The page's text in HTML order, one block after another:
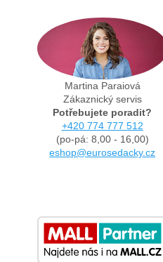
Martina Paraiová
Zákaznický servis
Potřebujete poradit?
+420 774 777 512
(po-pá: 8,00 - 16,00)
eshop@eurosedacky.cz